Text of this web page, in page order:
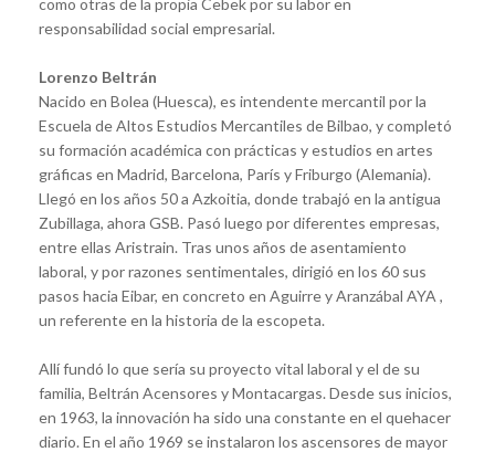
responsabilidad social empresarial.
Lorenzo Beltrán
Nacido en Bolea (Huesca), es intendente mercantil por la
Escuela de Altos Estudios Mercantiles de Bilbao, y completó
su formación académica con prácticas y estudios en artes
gráficas en Madrid, Barcelona, París y Friburgo (Alemania).
Llegó en los años 50 a Azkoitia, donde trabajó en la antigua
Zubillaga, ahora GSB. Pasó luego por diferentes empresas,
entre ellas Aristrain. Tras unos años de asentamiento
laboral, y por razones sentimentales, dirigió en los 60 sus
pasos hacia Eibar, en concreto en Aguirre y Aranzábal AYA ,
un referente en la historia de la escopeta.
Allí fundó lo que sería su proyecto vital laboral y el de su
familia, Beltrán Acensores y Montacargas. Desde sus inicios,
en 1963, la innovación ha sido una constante en el quehacer
diario. En el año 1969 se instalaron los ascensores de mayor